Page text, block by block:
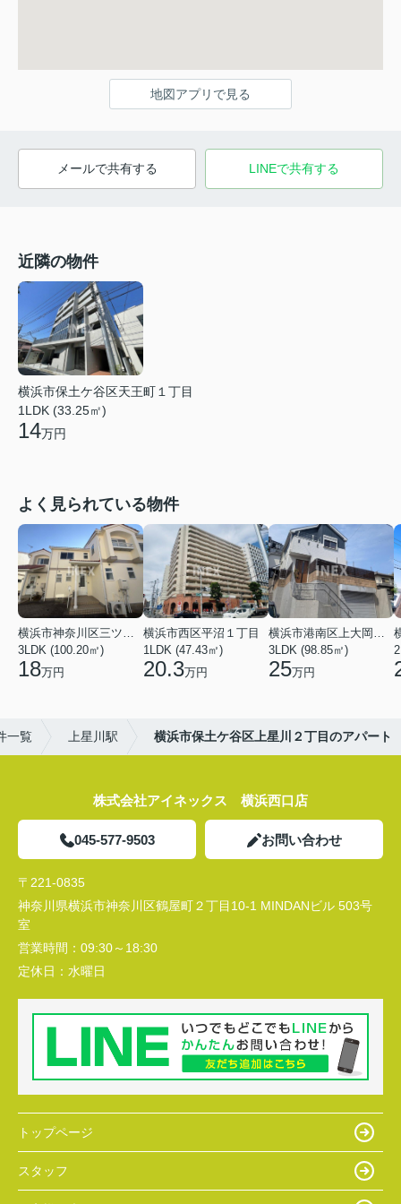
地図アプリで見る
メールで共有する LINEで共有する
近隣の物件
横浜市保土ケ谷区天王町１丁目
1LDK (33.25㎡)
14万円
よく見られている物件
3LDK (100.20㎡)
18万円
横浜市西区平沼１丁目
1LDK (47.43㎡)
20.3万円
3LDK (98.85㎡)
25万円
一覧 上星川駅 横浜市保土ケ谷区上星川２丁目のアパート
株式会社アイネックス 横浜西口店
045-577-9503 お問い合わせ
〒221-0835
神奈川県横浜市神奈川区鶴屋町２丁目10-1 MINDANビル 503号
室
営業時間： 09:30～18:30
定休日： 水曜日
トップページ
スタッフ